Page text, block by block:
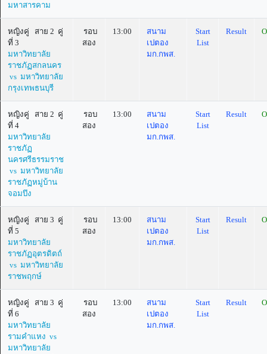
มหาสารคาม
หญิงคู่ สาย 2 คู่
ที่ 3
มหาวิทยาลัย
ราชภัฏสกลนคร
vs มหาวิทยาลัย
กรุงเทพธนบุรี
รอบ
สอง
13:00
สนาม
เปตอง
มก.กพส.
Start
List
Result
หญิงคู่ สาย 2 คู่
ที่ 4
มหาวิทยาลัย
ราชภัฏ
นครศรีธรรมราช
vs มหาวิทยาลัย
ราชภัฏหมู่บ้าน
จอมบึง
รอบ
สอง
13:00
สนาม
เปตอง
มก.กพส.
Start
List
Result
หญิงคู่ สาย 3 คู่
ที่ 5
มหาวิทยาลัย
ราชภัฏอุตรดิตถ์
vs มหาวิทยาลัย
ราชพฤกษ์
รอบ
สอง
13:00
สนาม
เปตอง
มก.กพส.
Start
List
Result
หญิงคู่ สาย 3 คู่
ที่ 6
มหาวิทยาลัย
รามคำแหง vs
มหาวิทยาลัย
รอบ
สอง
13:00
สนาม
เปตอง
มก.กพส.
Start
List
Result